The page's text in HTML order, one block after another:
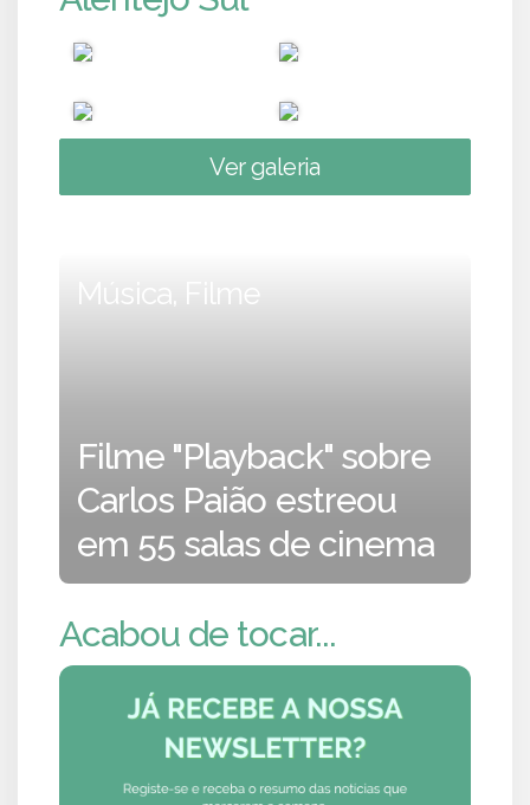
Ver galeria
Música, Filme
Filme "Playback" sobre
Carlos Paião estreou
em 55 salas de cinema
Acabou de tocar...